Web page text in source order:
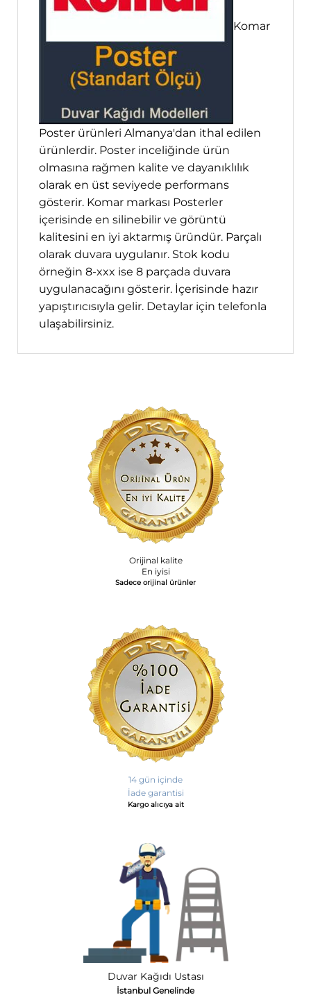
Komar
Poster ürünleri Almanya'dan ithal edilen
ürünlerdir. Poster inceliğinde ürün
olmasına rağmen kalite ve dayanıklılık
olarak en üst seviyede performans
gösterir. Komar markası Posterler
içerisinde en silinebilir ve görüntü
kalitesini en iyi aktarmış üründür. Parçalı
olarak duvara uygulanır. Stok kodu
örneğin 8-xxx ise 8 parçada duvara
uygulanacağını gösterir. İçerisinde hazır
yapıştırıcısıyla gelir. Detaylar için telefonla
ulaşabilirsiniz.
Orijinal kalite
En iyisi
Sadece orijinal ürünler
14 gün içinde
İade garantisi
Kargo alıcıya ait
Duvar Kağıdı Ustası
İstanbul Genelinde